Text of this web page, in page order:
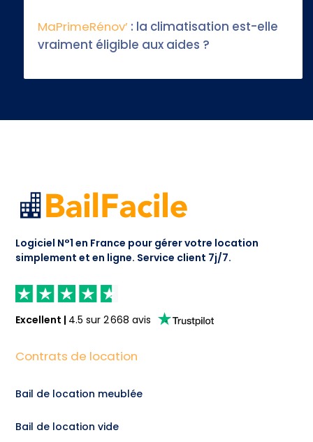
MaPrimeRénov’ : la climatisation est-elle
vraiment éligible aux aides ?
Logiciel N°1 en France pour gérer votre location
simplement et en ligne. Service client 7j/7.
Excellent | 4.5 sur2 668 avis
Contrats de location
Bail de location meublée
Bail de location vide